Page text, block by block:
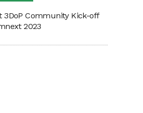
3DoP Community Kick-off
2023